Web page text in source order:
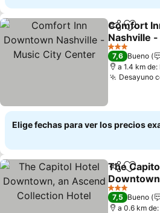
Compartir
Comfort
Nashville
Center
3 Estrellas
7,6 Bueno
a 1.4 km
Desayuno
Elige fechas para ver los precios
Compartir
The
Collection
3 Estrellas
7,5 Bueno
a 0.6 km